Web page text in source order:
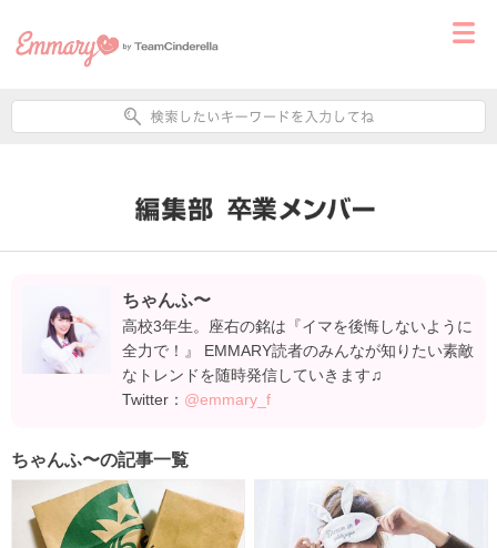
ちゃんふ〜
高校3年生。座右の銘は『イマを後悔しないように
全力で！』 EMMARY読者のみんなが知りたい素敵
なトレンドを随時発信していきます♫
Twitter： @emmary_f
ちゃんふ〜の記事一覧